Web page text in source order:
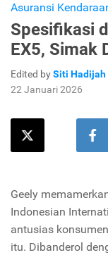
Asuransi
Spesifikasi
EX5, Simak
Edited bySiti Hadijah
22 Januari 2026
Geely
Indonesian
antusias
itu. Dibanderol